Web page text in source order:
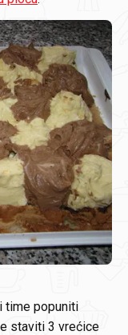
time popuniti
staviti 3 vrećice